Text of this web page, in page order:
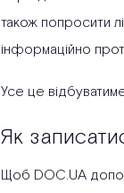
також попросити
інформаційно
Усе це
Як
Щоб DOC.UA